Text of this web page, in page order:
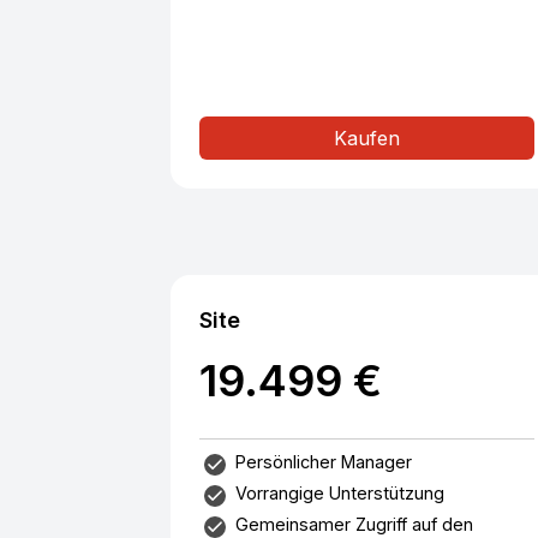
Kaufen
Site
19.499 €
Persönlicher Manager
Vorrangige Unterstützung
Gemeinsamer Zugriff auf den